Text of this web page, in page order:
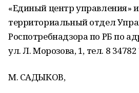
«Единый центр управления»
территориальный отдел
Роспотребнадзора по РБ по
ул. Л. Морозова, 1, тел. 8 34782
М. САДЫКОВ,